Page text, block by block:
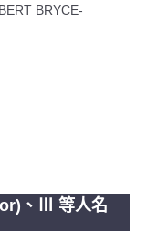
BRYCE-
、Ⅲ 等人名